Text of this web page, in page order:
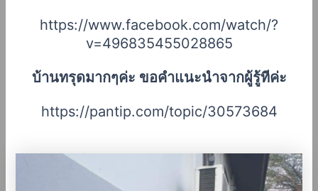
https://www.facebook.com/watch/?
v=496835455028865
บ้านทรุดมากๆค่ะ ขอคำแนะนำจากผู้รู้ทีค่ะ
https://pantip.com/topic/30573684